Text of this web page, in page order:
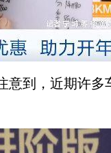
意到，近期许